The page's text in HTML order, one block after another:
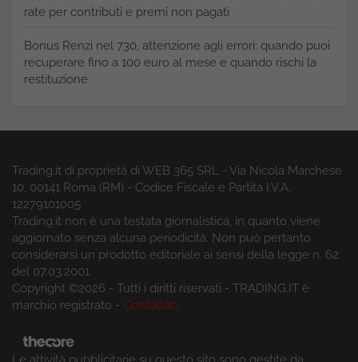
rate per contributi e premi non pagati
Bonus Renzi nel 730, attenzione agli errori: quando puoi
recuperare fino a 100 euro al mese e quando rischi la
restituzione
Trading.it di proprietà di WEB 365 SRL - Via Nicola Marchese
10, 00141 Roma (RM) - Codice Fiscale e Partita I.V.A.
12279101005
Trading.it non è una testata giornalistica, in quanto viene
aggiornato senza alcuna periodicità. Non può pertanto
considerarsi un prodotto editoriale ai sensi della legge n. 62
del 07.03.2001
Copyright ©2026 - Tutti i diritti riservati - TRADING.IT è
marchio registrato - Contattaci